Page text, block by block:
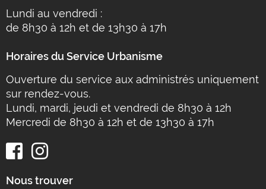
Lundi au vendredi :
de 8h30 à 12h et de 13h30 à 17h
Horaires du Service Urbanisme
Ouverture du service aux administrés uniquement
sur rendez-vous.
Lundi, mardi, jeudi et vendredi de 8h30 à 12h
Mercredi de 8h30 à 12h et de 13h30 à 17h
Nous trouver